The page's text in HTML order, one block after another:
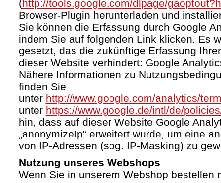
(http://tools.google.com/dlpage/
Browser-Plugin herunterladen und
Sie können die Erfassung durch Google
indem Sie auf folgenden Link klicken. Es
gesetzt, das die zukünftige Erfassung
dieser Website verhindert: Google
Nähere Informationen zu
finden Sie
unter http://www.google.com/analytics/
unter https://www.google.de/intl/de/
hin, dass auf dieser Website Google
„anonymizeIp“ erweitert wurde, um eine
von IP-Adressen (sog. IP-Masking) zu
Nutzung unseres Webshops
Wenn Sie in unserem Webshop bestellen